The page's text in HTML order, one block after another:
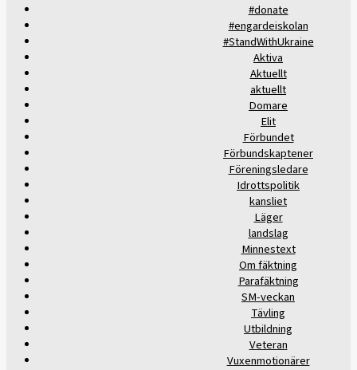
#donate
#engardeiskolan
#StandWithUkraine
Aktiva
Aktuellt
aktuellt
Domare
Elit
Förbundet
Förbundskaptener
Föreningsledare
Idrottspolitik
kansliet
Läger
landslag
Minnestext
Om fäktning
Parafäktning
SM-veckan
Tävling
Utbildning
Veteran
Vuxenmotionärer